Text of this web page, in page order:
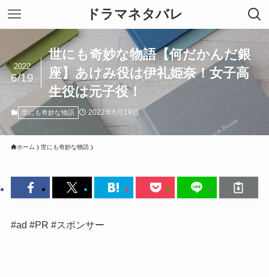
ドラマネタバレ
世にも奇妙な物語【何だかんだ銀
座】あけみ役は伊礼姫奈！女子高
生役は元子役！
2022
6/19
世にも奇妙な物語 2022年6月19日
ホーム 世にも奇妙な物語
#ad #PR #スポンサー